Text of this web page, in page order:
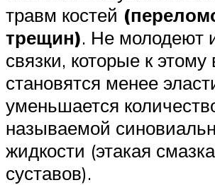
травм костей
трещин). Не молодеют
связки, которые к этому
становятся менее
уменьшается
называемой
жидкости (этакая
суставов).